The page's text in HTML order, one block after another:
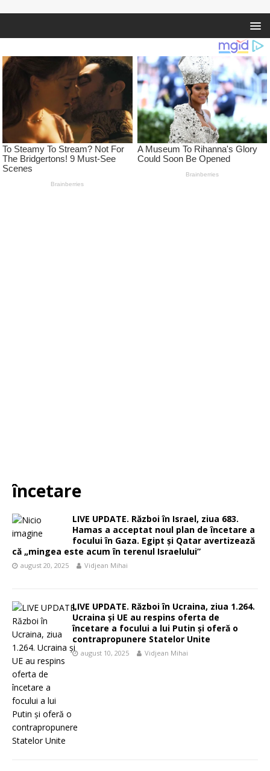
încetare
LIVE UPDATE. Război în Israel, ziua 683.
Hamas a acceptat noul plan de încetare a
focului în Gaza. Egipt și Qatar avertizează
că „mingea este acum în terenul Israelului”
august 20, 2025 Vidjean Mihai
LIVE UPDATE. Război în Ucraina, ziua 1.264.
Ucraina și UE au respins oferta de
încetare a focului a lui Putin și oferă o
contrapropunere Statelor Unite
august 10, 2025 Vidjean Mihai